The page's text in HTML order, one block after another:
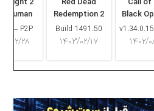
Black
۰۸/۱۵
Redemption 2
Build 1491.50
۱۴۰۳/۰۲/۱۷
Human
– P2P
۱۴۰۳/